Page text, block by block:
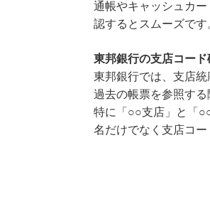
通帳やキャッシュカ
認するとスムーズです
東邦銀行の支店コー
東邦銀行では、支店
過去の帳票を参照する
特に「○○支店」と「
名だけでなく支店コー